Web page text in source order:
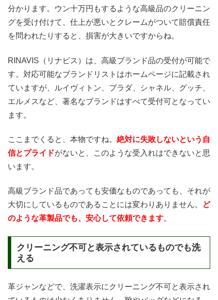
分かります。ウン十万円もするような高級品のクリーニン
グを受け付けて、仕上が悪いとクレームがついて賠償責任
を問われたりすると、損害が大きいですからね。
RINAVIS（リナビス）は、高級ブランド品の受付が可能で
す。対応可能なブランドリストはホームページに記載され
ていますが、ルイヴィトン、プラダ、シャネル、グッチ、
エルメスなど、著名なブランドはすべて受付可となってい
ます。
ここまでくると、本物ですね。 絶対に失敗しないという自
信とプライドがないと、このような受入れはできないと思
います。
高級ブランド品であっても安価なものであっても、それが
大切にしているものであることには変わりありません。
ど
のような革製品でも、安心して依頼できます。
クリーニング不可と表示されているものでも洗
える
革ジャンなどで、洗濯表示にクリーニング不可と表示され